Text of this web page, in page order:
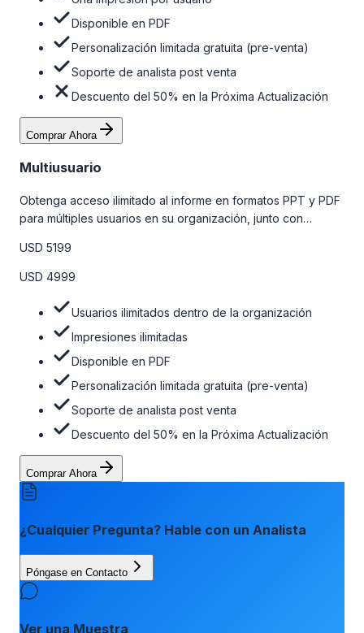
Disponible en PDF
Personalización limitada gratuita (pre-venta)
Soporte de analista post venta
Descuento del 50% en la Próxima Actualización
Comprar Ahora
Multiusuario
Obtenga acceso ilimitado al informe en formatos PPT y PDF
para múltiples usuarios en su organización, junto con
venta, el soporte post-venta de nuestros analistas y una
opción de actualización gratuita del informe dentro de 180
la tabla de precios a continuación.
USD 5199
USD 4999
Usuarios ilimitados dentro de la organización
Impresiones ilimitadas
Disponible en PDF
Personalización limitada gratuita (pre-venta)
Soporte de analista post venta
Descuento del 50% en la Próxima Actualización
Comprar Ahora
¿Cualquier Pregunta? Hable con un Analista
Póngase en Contacto
Ver una Muestra